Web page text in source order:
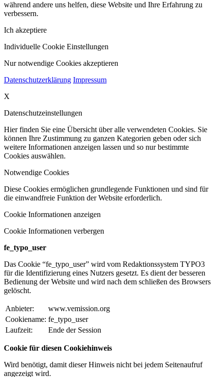
während andere uns helfen, diese Website und Ihre Erfahrung zu
verbessern.
Ich akzeptiere
Individuelle Cookie Einstellungen
Nur notwendige Cookies akzeptieren
Datenschutzerklärung Impressum
X
Datenschutzeinstellungen
Hier finden Sie eine Übersicht über alle verwendeten Cookies. Sie
können Ihre Zustimmung zu ganzen Kategorien geben oder sich
weitere Informationen anzeigen lassen und so nur bestimmte
Cookies auswählen.
Notwendige Cookies
Diese Cookies ermöglichen grundlegende Funktionen und sind für
die einwandfreie Funktion der Website erforderlich.
Cookie Informationen anzeigen
Cookie Informationen verbergen
fe_typo_user
Das Cookie “fe_typo_user” wird vom Redaktionssystem TYPO3
für die Identifizierung eines Nutzers gesetzt. Es dient der besseren
Bedienung der Website und wird nach dem schließen des Browsers
gelöscht.
Anbieter:
www.vemission.org
Cookiename: fe_typo_user
Laufzeit:
Ende der Session
Cookie für diesen Cookiehinweis
Wird benötigt, damit dieser Hinweis nicht bei jedem Seitenaufruf
angezeigt wird.